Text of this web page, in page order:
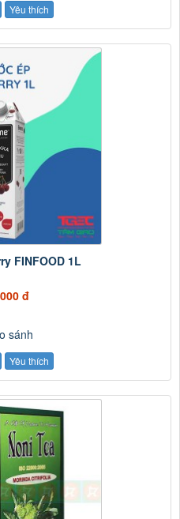
Yêu thích
FINFOOD 1L
đ
sánh
Yêu thích